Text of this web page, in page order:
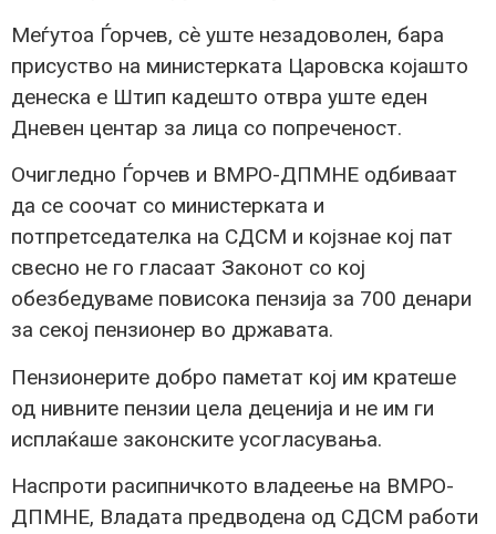
Меѓутоа Ѓорчев, сѐ уште незадоволен, бара
присуство на министерката Царовска којашто
денеска е Штип кадешто отвра уште еден
Дневен центар за лица со попреченост.
Очигледно Ѓорчев и ВМРО-ДПМНЕ одбиваат
да се соочат со министерката и
потпретседателка на СДСМ и којзнае кој пат
свесно не го гласаат Законот со кој
обезбедуваме повисока пензија за 700 денари
за секој пензионер во државата.
Пензионерите добро паметат кој им кратеше
од нивните пензии цела деценија и не им ги
исплаќаше законските усогласувања.
Наспроти расипничкото владеење на ВМРО-
ДПМНЕ, Владата предводена од СДСМ работи